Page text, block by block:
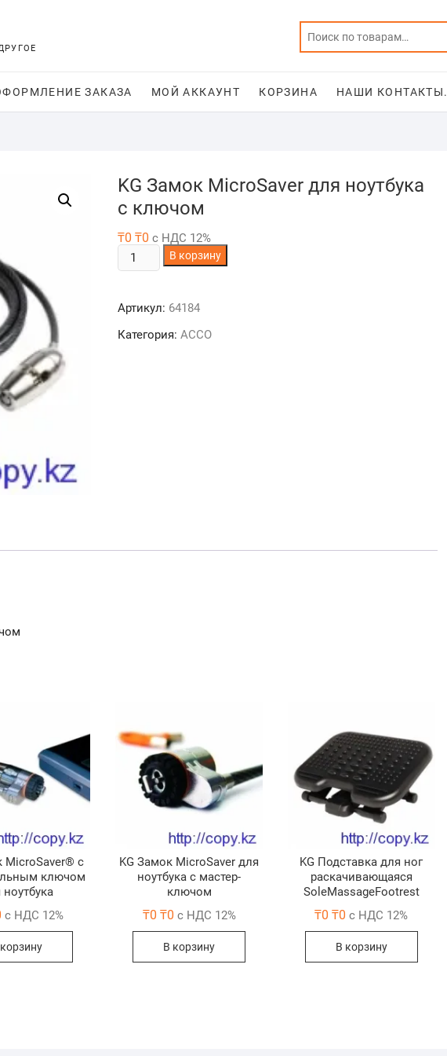
ЗАКАЗА МОЙ АККАУНТ КОРЗИНА НАШИ КОНТАКТЫ.
KG Замок MicroSaver для ноутбука
с ключом
₸0 ₸0 с НДС 12%
Количество
товара
Замок
MicroSaver
В корзину
Артикул: 64184
Категория: ACCO
MicroSaver® с
ключом
с НДС 12%
KG Замок MicroSaver для
ноутбука с мастер-
ключом
₸0 ₸0 с НДС 12%
В корзину
KG Подставка для ног
раскачивающаяся
SoleMassageFootrest
₸0 ₸0 с НДС 12%
В корзину